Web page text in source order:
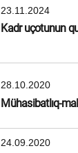
23.11.2024
Kadr uçotunun
28.10.2020
Mühasibatlıq-
24.09.2020